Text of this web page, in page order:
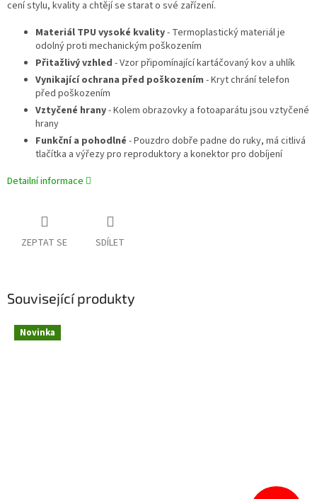
cení stylu, kvality a chtějí se starat o své zařízení.
Materiál TPU vysoké kvality- Termoplastický materiál je
odolný proti mechanickým poškozením
Přitažlivý vzhled - Vzor připomínající kartáčovaný kov a uhlík
Vynikající ochrana před poškozením - Kryt chrání telefon
před poškozením
Vztyčené hrany- Kolem obrazovky a fotoaparátu jsou vztyčené
hrany
Funkční a pohodlné - Pouzdro dobře padne do ruky, má citlivá
tlačítka a výřezy pro reproduktory a konektor pro dobíjení
Detailní informace
ZEPTAT SE SDÍLET
Související produkty
Novinka